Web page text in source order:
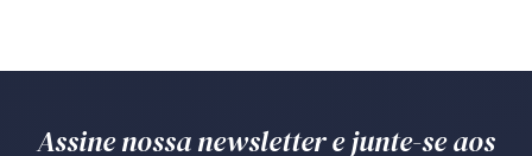
Assine nossa newsletter e junte-se aos